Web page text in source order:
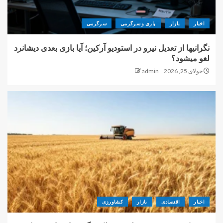
اخبار بازار بازی و سرگرمی سرگرمی
نگرانیها از تعدیل نیرو در استودیو آرکین؛ آیا بازی بعدی دیشانرد
لغو میشود؟
جولای 25, 2026 admin
اخبار اقتصادی بازار کشاورزی